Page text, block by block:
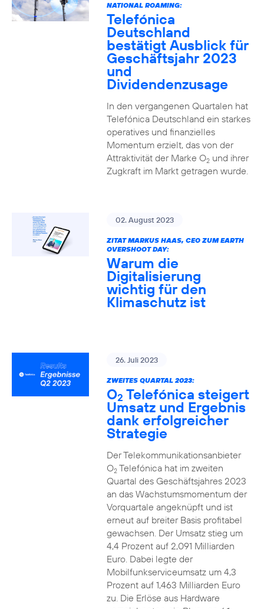
NATIONAL ROAMING:
Telefónica
Deutschland
bestätigt Ausblick für
Geschäftsjahr 2023
und
Dividendenzusage
In den vergangenen Quartalen hat
Telefónica Deutschland ein starkes
operatives und finanzielles
Momentum erzielt, das von der
Attraktivität der Marke O2und ihrer
Zugkraft im Markt getragen wurde.
02. August 2023
ZITAT MARKUS HAAS, CEO ZUM EARTH
OVERSHOOT DAY:
Warum die
Digitalisierung
wichtig für den
Klimaschutz ist
26. Juli 2023
ZWEITES QUARTAL 2023:
O2 Telefónica steigert
Umsatz und Ergebnis
dank erfolgreicher
Strategie
Der Telekommunikationsanbieter
O2Telefónica hat im zweiten
Quartal des Geschäftsjahres 2023
an das Wachstumsmomentum der
Vorquartale angeknüpft und ist
erneut auf breiter Basis profitabel
gewachsen. Der Umsatz stieg um
4,4 Prozent auf 2,091 Milliarden
Euro. Dabei legte der
Mobilfunkserviceumsatz um 4,3
Prozent auf 1,463 Milliarden Euro
zu. Die Erlöse aus Hardware